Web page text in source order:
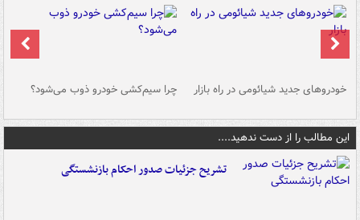
خودروهای جدید شیائومی در راه بازار چرا سیم‌کشی خودرو ذوب می‌شود؟
این مطالب را از دست ندهید....
تشریح جزئیات صدور احکام بازنشستگی